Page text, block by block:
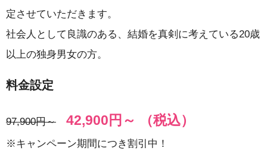
定させていただきます。
社会人として良識のある、結婚を真剣に考えている20歳
以上の独身男女の方。
料金設定
97,900円～ 42,900円～ （税込）
※キャンペーン期間につき割引中！